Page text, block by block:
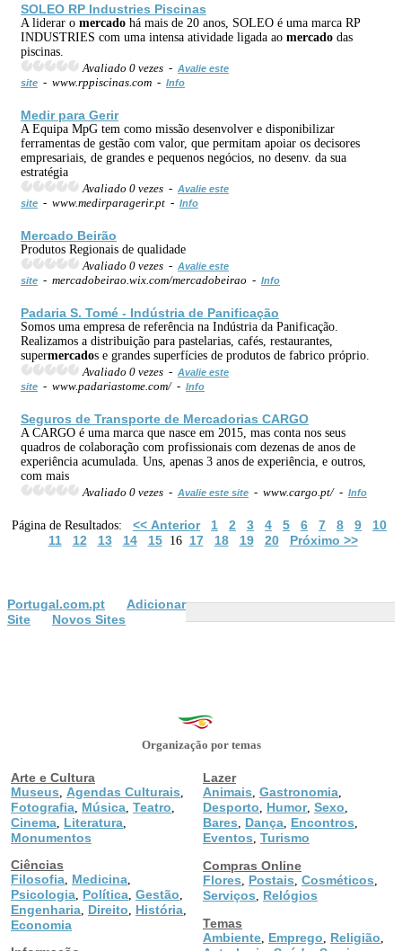
SOLEO RP Industries Piscinas
A liderar o mercado há mais de 20 anos, SOLEO é uma marca RP
INDUSTRIES com uma intensa atividade ligada ao mercado das
piscinas.
Avaliado 0 vezes - Avalie este
site - www.rppiscinas.com - Info
Medir para Gerir
A Equipa MpG tem como missão desenvolver e disponibilizar
ferramentas de gestão com valor, que permitam apoiar os decisores
empresariais, de grandes e pequenos negócios, no desenv. da sua
estratégia
Avaliado 0 vezes - Avalie este
site - www.medirparagerir.pt - Info
Mercado Beirão
Produtos Regionais de qualidade
Avaliado 0 vezes - Avalie este
site - mercadobeirao.wix.com/mercadobeirao - Info
Padaria S. Tomé - Indústria de Panificação
Somos uma empresa de referência na Indústria da Panificação.
Realizamos a distribuição para pastelarias, cafés, restaurantes,
supermercados e grandes superfícies de produtos de fabrico próprio.
Avaliado 0 vezes - Avalie este
site - www.padariastome.com/ - Info
Seguros de Transporte de Mercadorias CARGO
A CARGO é uma marca que nasce em 2015, mas conta nos seus
quadros de colaboração com profissionais com dezenas de anos de
experiência acumulada. Uns, apenas 3 anos de experiência, e outros,
com mais
Avaliado 0 vezes - Avalie este site - www.cargo.pt/ - Info
Página de Resultados: << Anterior 1 2 3 4 5 6 7 8 9
10
11
12 13 14 1516 17 18 19 20 Próximo >>
Portugal.com.pt
Adicionar
Site
Novos Sites
Organização por temas
Arte e Cultura
Museus
Agendas Culturais
Fotografia Música Teatro
Cinema Literatura
Monumentos
Ciências
Filosofia Medicina
Psicologia Política Gestão
Engenharia Direito História
Economia
Lazer
Animais Gastronomia
Desporto Humor, Sexo
Bares Dança Encontros
Eventos Turismo
Compras Online
Flores
Postais Cosméticos
Serviços
Relógios
Temas
Ambiente Emprego Religião